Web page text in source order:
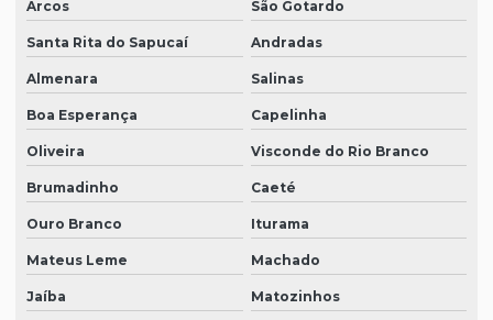
Arcos São Gotardo
Santa Rita do Sapucaí Andradas
Almenara Salinas
Boa Esperança Capelinha
Oliveira Visconde do Rio Branco
Brumadinho Caeté
Ouro Branco Iturama
Mateus Leme Machado
Jaíba Matozinhos